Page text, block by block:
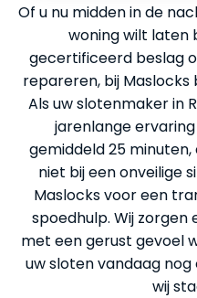
Of u nu midden in de
woning wilt laten
gecertificeerd beslag
repareren, bij Maslocks
Als uw slotenmaker in
jarenlange
gemiddeld 25
niet bij een onveilige
Maslocks voor een
spoedhulp. Wij zorgen
met een gerust gevoel
uw sloten vandaag
wij